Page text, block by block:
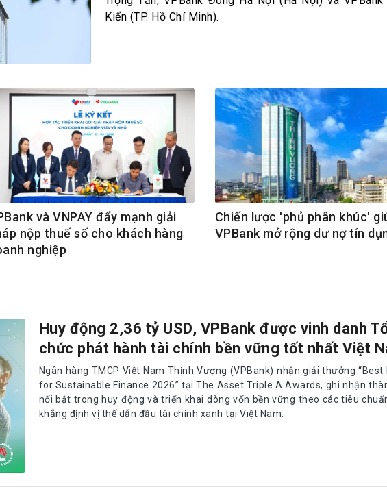
Nhà quản trị
Cơ hội việc làm
GIÁ TÀI SẢN TUYỂN DỤNG
Kiển (TP. Hồ Chí Minh).
và VNPAY đẩy mạnh giải
nộp thuế số cho khách hàng
nghiệp
Chiến lược 'phủ phân khúc'
VPBank mở rộng dư nợ tín
Huy động 2,36 tỷ USD, VPBank được vinh danh
chức phát hành tài chính bền vững tốt nhất Việt
Ngân hàng TMCP Việt Nam Thịnh Vượng (VPBank) nhận giải thưởng “Best
for Sustainable Finance 2026” tại The Asset Triple A Awards, ghi nhận
nổi bật trong huy động và triển khai dòng vốn bền vững theo các tiêu
khẳng định vị thế dẫn đầu tài chính xanh tại Việt Nam.